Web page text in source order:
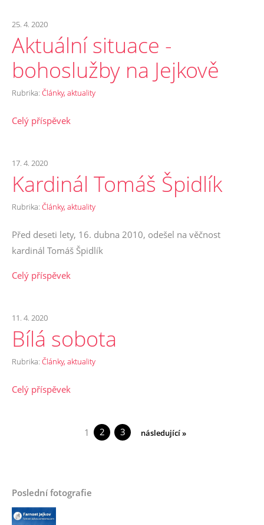
25. 4. 2020
Aktuální situace -
bohoslužby na Jejkově
Rubrika: Články, aktuality
Celý příspěvek
17. 4. 2020
Kardinál Tomáš Špidlík
Rubrika: Články, aktuality
Před deseti lety, 16. dubna 2010, odešel na věčnost
kardinál Tomáš Špidlík
Celý příspěvek
11. 4. 2020
Bílá sobota
Rubrika: Články, aktuality
Celý příspěvek
1 2 3 následující »
Poslední fotografie